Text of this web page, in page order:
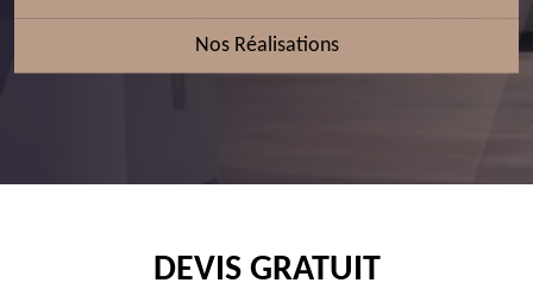
Nos Réalisations
DEVIS GRATUIT